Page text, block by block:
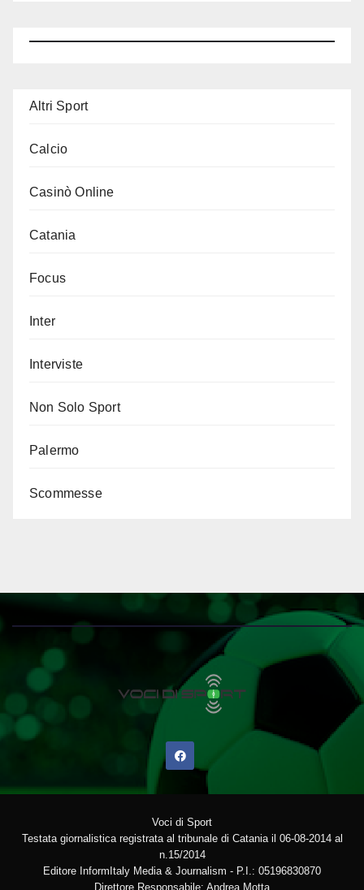
Altri Sport
Calcio
Casinò Online
Catania
Focus
Inter
Interviste
Non Solo Sport
Palermo
Scommesse
Voci di Sport
Testata giornalistica registrata al tribunale di Catania il 06-08-2014 al
n.15/2014
Editore InformItaly Media & Journalism - P.I.: 05196830870
Direttore Responsabile: Andrea Motta